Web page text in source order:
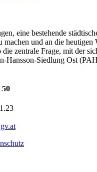
eine bestehende
und an die heutigen
die zentrale Frage, mit der
Hansson-Siedlung Ost